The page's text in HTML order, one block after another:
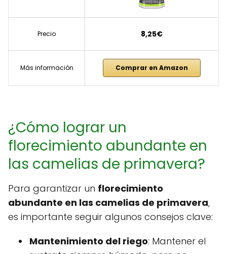
Precio 8,25€
Más información Comprar en Amazon
¿Cómo lograr un
florecimiento abundante en
las camelias de primavera?
Para garantizar un florecimiento
abundante en las camelias de primavera,
es importante seguir algunos consejos clave:
Mantenimiento del riego: Mantener el